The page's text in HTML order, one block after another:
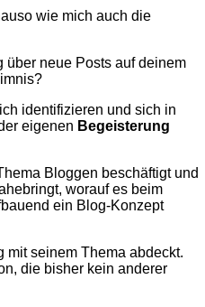
wie mich auch die
über neue Posts auf deinem
identifizieren und sich in
eigenen Begeisterung
Bloggen beschäftigt und
worauf es beim
ein Blog-Konzept
mit seinem Thema abdeckt.
die bisher kein anderer